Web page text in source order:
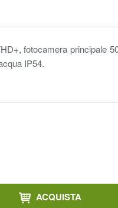
fotocamera principale
IP54.
ACQUISTA